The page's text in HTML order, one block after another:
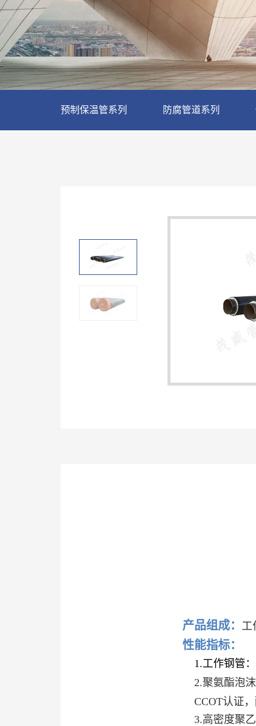
预制保温管系列 防腐管道系列
产品组成： 工
性能指标：
1.工作钢管：无缝钢管，螺旋
2.聚氨酯泡沫保温层：≥
CCOT认证，耐温
3.高密度聚乙烯外护管：密度